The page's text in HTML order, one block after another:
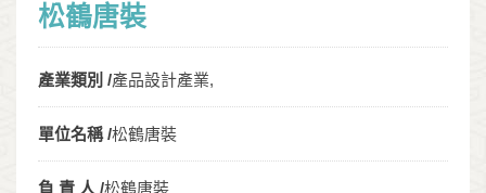
松鶴唐裝
產業類別 /產品設計產業,
單位名稱 /松鶴唐裝
負 責 人 /松鶴唐裝